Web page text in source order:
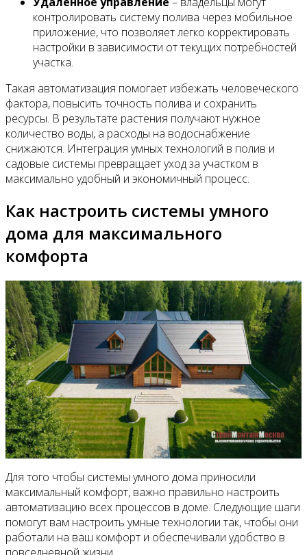
контролировать систему полива через мобильное
приложение, что позволяет легко корректировать
настройки в зависимости от текущих потребностей
участка.
Такая автоматизация помогает избежать человеческого
фактора, повысить точность полива и сохранить
ресурсы. В результате растения получают нужное
количество воды, а расходы на водоснабжение
снижаются. Интеграция умных технологий в полив и
садовые системы превращает уход за участком в
максимально удобный и экономичный процесс.
Как настроить системы умного
дома для максимального
комфорта
Для того чтобы системы умного дома приносили
максимальный комфорт, важно правильно настроить
автоматизацию всех процессов в доме. Следующие шаги
помогут вам настроить умные технологии так, чтобы они
работали на ваш комфорт и обеспечивали удобство в
повседневной жизни.